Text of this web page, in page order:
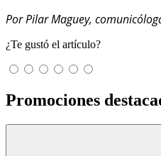
Por Pilar Maguey,
¿Te gustó el artículo?
Promociones